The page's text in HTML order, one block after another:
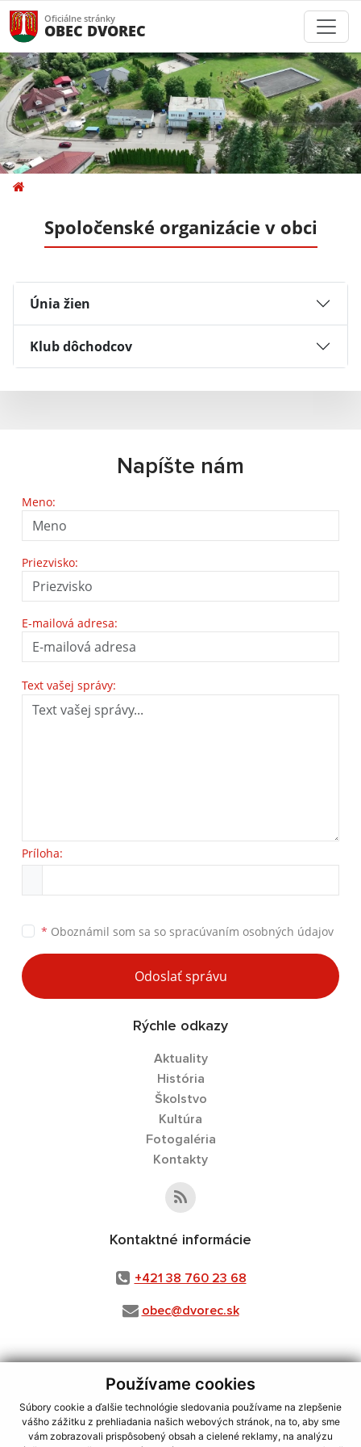
Používame cookies
Súbory cookie a ďalšie technológie sledovania používame na zlepšenie
vášho zážitku z prehliadania našich webových stránok, na to, aby sme
vám zobrazovali prispôsobený obsah a cielené reklamy, na analýzu
Oficiálne stránky
OBEC DVOREC
Spoločenské organizácie v obci
Únia žien
Klub dôchodcov
Napíšte nám
Meno:
Priezvisko:
E-mailová adresa:
Text vašej správy:
Príloha:
* Oboznámil som sa so spracúvaním osobných údajov
Odoslať správu
Rýchle odkazy
Aktuality
História
Školstvo
Kultúra
Fotogaléria
Kontakty
Kontaktné informácie
+421 38 760 23 68
obec@dvorec.sk
využite možnosť získavania aktuálnych informácií s využitím RSS
CMS systém (redakčný) systém ECHELON 2,
Mapa stránok web portál
webhosting, webex.digital, s.r.o.,domény,registrácia domény,
spoločnosť webex.digital, s.r.o.,technický prevádzkovateľ